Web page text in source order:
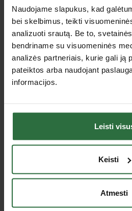
Naudojame slapukus, kad
bei skelbimus, teikti
analizuoti srautą. Be to,
bendriname su visuomeninės
analizės partneriais, kurie gali ją
pateiktos arba naudojant
informacijos.
Leisti
Keisti
Atmesti
Apsukų skaičius
Garantija fiziniams asmenims
Galingumas
Vidinis žarnos skersmuo
Oro sunaudojimas
Jus dominančios panašios prekės
Nepavyko užkrauti prekių sąrašo.